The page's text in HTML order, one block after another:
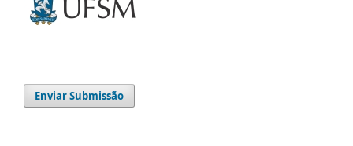
Enviar Submissão